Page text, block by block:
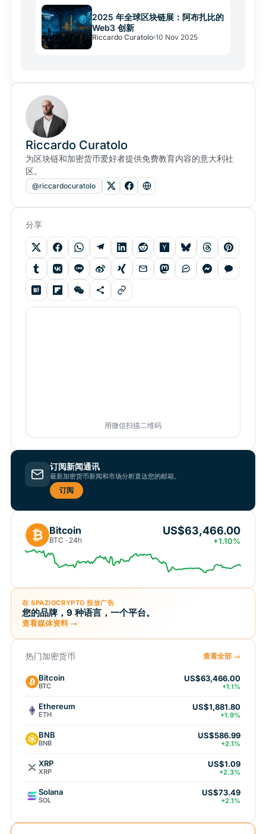
2025 年全球区块链展：阿布扎比的
Web3 创新
Riccardo Curatolo 10 Nov 2025
Riccardo Curatolo
为区块链和加密货币爱好者提供免费教育内容的意大利社
区。
@riccardocuratolo
分享
用微信扫描二维码
订阅新闻通讯
最新加密货币新闻和市场分析直达您的邮箱。
订阅
₿ Bitcoin
BTC · 24h
US$63,466.00
+1.10%
在 SPAZIOCRYPTO 投放广告
您的品牌，9 种语言，一个平台。
查看媒体资料 →
热门加密货币 查看全部 →
Bitcoin
BTC
US$63,466.00
+1.1%
Ethereum
ETH
US$1,881.80
+1.9%
BNB
BNB
US$586.99
+2.1%
XRP
XRP
US$1.09
+2.3%
Solana
SOL
US$73.49
+2.1%